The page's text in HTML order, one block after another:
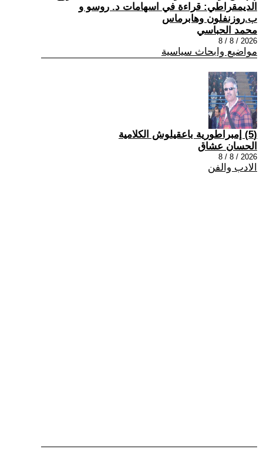
الديمقراطي: قراءة في اسهامات د. روسو و
ب.روزنفلون وهابرماس
محمد الحباسي
2026 / 8 / 8
مواضيع وابحاث سياسية
(5) إمبراطورية باعقيلوش الكلامية
الحسان عشاق
2026 / 8 / 8
الادب والفن